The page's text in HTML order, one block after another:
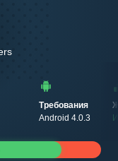
Требования
Android 4.0.3